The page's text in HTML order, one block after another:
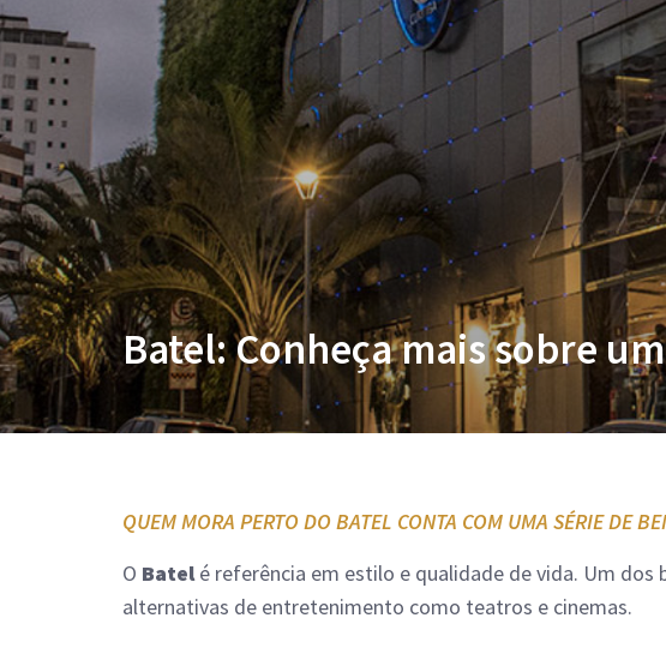
Batel: Conheça mais sobre
QUEM MORA PERTO DO BATEL CONTA COM UMA SÉRIE DE
O Batelé referência em estilo e qualidade de vida. Um dos
alternativas de entretenimento como teatros e cinemas.